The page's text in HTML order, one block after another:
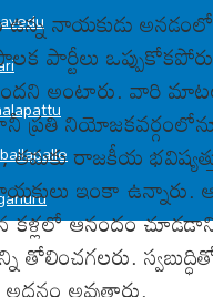
ఉన్న నాయకుడు
పార్టీలు
అంటారు. వారి
ప్రతి
తమకు రాజకీయ
ఇంకా ఉన్నారు.
కళ్లలో ఆనందం
తోలించగలరు.